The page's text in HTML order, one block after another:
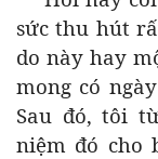
sức thu hút
do này hay
mong có
Sau đó, tôi
niệm đó cho